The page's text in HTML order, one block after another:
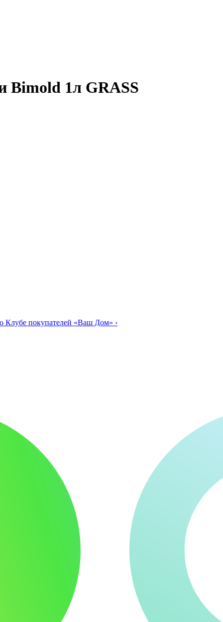
Bimold 1л GRASS
Клубе покупателей «Ваш Дом» ›